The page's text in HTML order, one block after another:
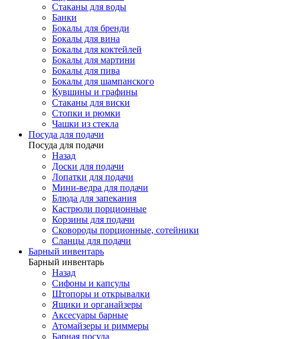
Стаканы для воды
Банки
Бокалы для бренди
Бокалы для вина
Бокалы для коктейлей
Бокалы для мартини
Бокалы для пива
Бокалы для шампанского
Кувшины и графины
Стаканы для виски
Стопки и рюмки
Чашки из стекла
Посуда для подачи
Посуда для подачи
Назад
Доски для подачи
Лопатки для подачи
Мини-ведра для подачи
Блюда для запекания
Кастрюли порционные
Корзины для подачи
Сковороды порционные, сотейники
Сланцы для подачи
Барный инвентарь
Барный инвентарь
Назад
Сифоны и капсулы
Штопоры и открывалки
Ящики и органайзеры
Аксесуары барные
Атомайзеры и риммеры
Барная посуда